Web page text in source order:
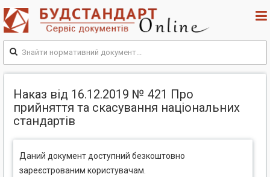
Наказ від 16.12.2019 № 421 Про
прийняття та скасування національних
стандартів
Даний документ доступний безкоштовно
зареєстрованим користувачам.